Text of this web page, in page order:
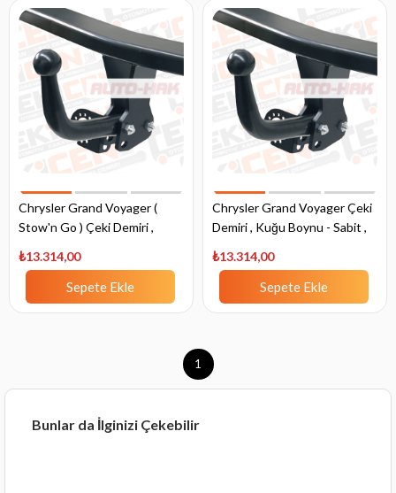
Chrysler Grand Voyager (
Stow'n Go ) Çeki Demiri ,
Bugüne
₺13.314,00
Sepete Ekle
Chrysler Grand Voyager Çeki
Demiri , Kuğu Boynu - Sabit ,
₺13.314,00
Sepete Ekle
1
Bunlar da İlginizi Çekebilir